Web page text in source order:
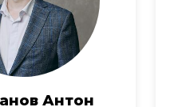
Антон